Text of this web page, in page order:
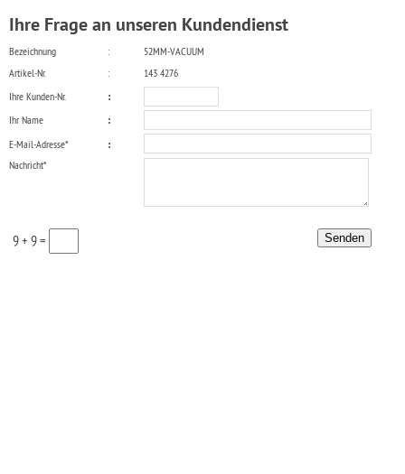
Ihre Frage an unseren Kundendienst
Bezeichnung :
52MM-VACUUM
Artikel-Nr.
:
143 4276
Ihre Kunden-Nr.
:
Ihr Name
:
E-Mail-Adresse*
:
Nachricht*
9 + 9 =